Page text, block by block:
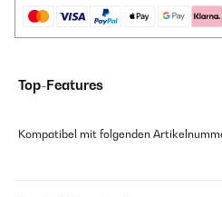
Top-Features
Kompatibel mit folgenden